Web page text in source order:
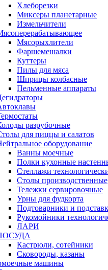
Хлеборезки
Миксеры планетарные
Измельчители
Мясорыхлители
Фаршемешалки
Куттеры
Пилы для мяса
Шприцы колбасные
Пельменные аппараты
разрубочные
для пиццы и салатов
оборудование
Ванны моечные
Полки кухонные
Стеллажи
Столы производственные
Тележки сервировочные
Урны для фудкорта
Подтоварники и
Рукомойники
ЛАРИ
Кастрюли, сотейники
Сковороды, казаны
машины